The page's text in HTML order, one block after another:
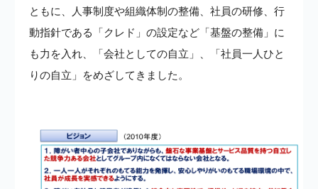
ともに、人事制度や組織体制の整備、社員の研修、行
動指針である「クレド」の設定など「基盤の整備」に
も力を入れ、「会社としての自立」、「社員一人ひと
りの自立」をめざしてきました。